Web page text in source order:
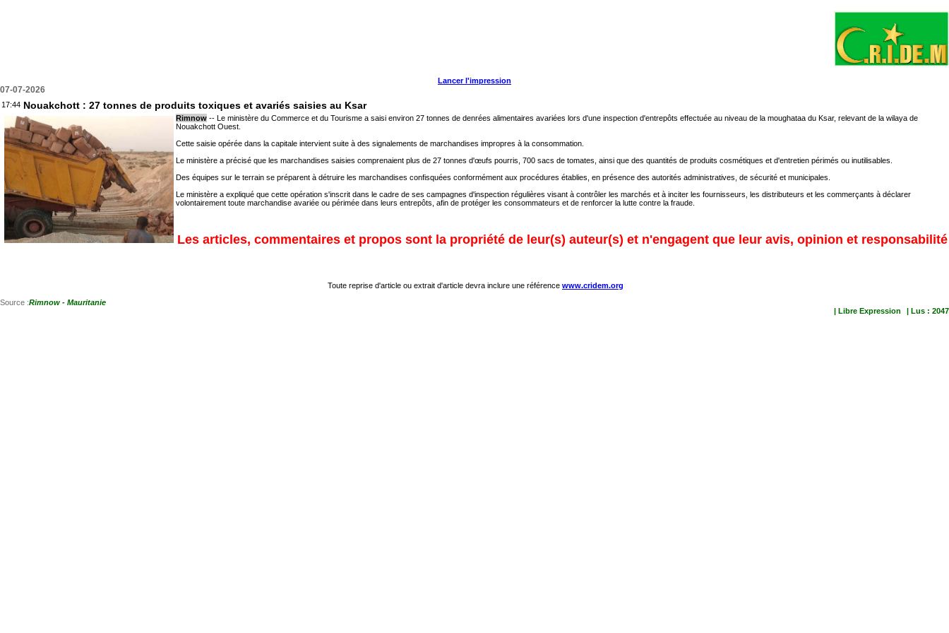
Lancer l'impression
07-07-2026
17:44 Nouakchott : 27 tonnes de produits toxiques et avariés saisies au Ksar
Rimnow -- Le ministère du Commerce et du Tourisme a saisi environ 27 tonnes de denrées alimentaires avariées lors d'une inspection d'entrepôts effectuée au niveau de la moughataa du Ksar, relevant de la wilaya de
Nouakchott Ouest.
Cette saisie opérée dans la capitale intervient suite à des signalements de marchandises impropres à la consommation.
Le ministère a précisé que les marchandises saisies comprenaient plus de 27 tonnes d'œufs pourris, 700 sacs de tomates, ainsi que des quantités de produits cosmétiques et d'entretien périmés ou inutilisables.
Des équipes sur le terrain se préparent à détruire les marchandises confisquées conformément aux procédures établies, en présence des autorités administratives, de sécurité et municipales.
Le ministère a expliqué que cette opération s'inscrit dans le cadre de ses campagnes d'inspection régulières visant à contrôler les marchés et à inciter les fournisseurs, les distributeurs et les commerçants à déclarer
volontairement toute marchandise avariée ou périmée dans leurs entrepôts, afin de protéger les consommateurs et de renforcer la lutte contre la fraude.
Les articles, commentaires et propos sont la propriété de leur(s) auteur(s) et n'engagent que leur avis, opinion et responsabilité
Toute reprise d'article ou extrait d'article devra inclure une référence www.cridem.org
Source :Rimnow - Mauritanie
| Libre Expression
| Lus : 2047